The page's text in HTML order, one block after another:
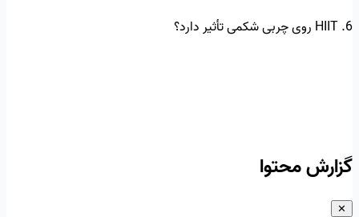
6. HIIT روی چربی شکمی تأثیر دارد؟
گزارش محتوا
✕